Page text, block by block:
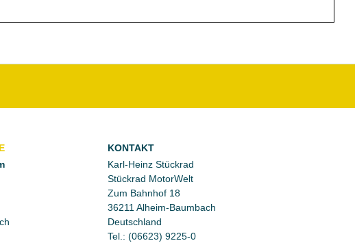
KONTAKT
Karl-Heinz Stückrad
Stückrad MotorWelt
Zum Bahnhof 18
36211 Alheim-Baumbach
Deutschland
Tel.: (06623) 9225-0